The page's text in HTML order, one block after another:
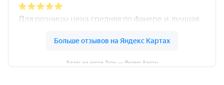
Базис на карте Тулы — Яндекс Карты